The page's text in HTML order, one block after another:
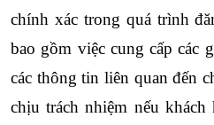
chính xác trong quá trình
bao gồm việc cung cấp các
các thông tin liên quan đến
chịu trách nhiệm nếu